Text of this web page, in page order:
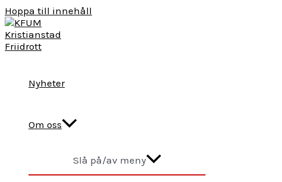
Hoppa till innehåll
Nyheter
Om oss
Slå på/av meny